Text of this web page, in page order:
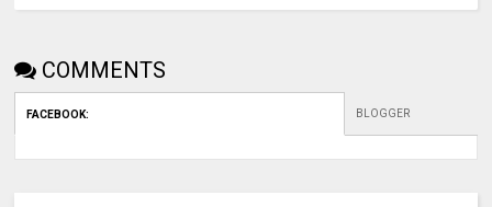
COMMENTS
FACEBOOK: BLOGGER